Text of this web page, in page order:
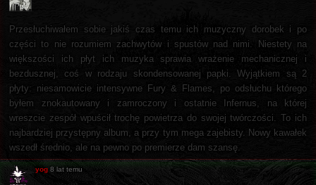
Przesłuchiwałem sobie jakiś czas temu ich muzyczny dorobek i po
części to nie rozumiem zachwytów i spustów nad nimi. Niestety na
większości ich płyt ich muzyka sprawia wrażenie mechanicznej i
bezdusznej, coś w rodzaju skondensowanej papki. Wyjątkiem są 2
płyty: niesamowicie intensywne Fury & Flames, po odsłuchu którego
byłem znokautowany i zamroczony i ostatnie Infernus, na której
wreszcie zespół wpuścił trochę powietrza do swojej twórczości. To ich
najbardziej przystępny album, a przy tym mega zajebisty. Nowy kawałek
wszedł średnio, ale na pewno po premierze dam szansę.
yog 8 lat temu